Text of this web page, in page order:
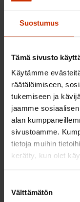
Suostumus
Tämä sivusto
Käytämme
räätälöimiseen,
tukemiseen ja
jaamme
alan
sivustoamme.
tietoja muihin
kerätty, kun olet
valinta
Välttämätön
viranomaisten
rajaaminen
vaikuttaa
oikeusturvaan
Esitetyt
merkittävien ja